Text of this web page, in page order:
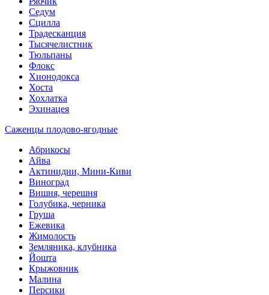
Седум
Сцилла
Традесканция
Тысячелистник
Тюльпаны
Флокс
Хионодокса
Хоста
Хохлатка
Эхинацея
Саженцы плодово-ягодные
Абрикосы
Айва
Актинидии, Мини-Киви
Виноград
Вишня, черешня
Голубика, черника
Груша
Ежевика
Жимолость
Земляника, клубника
Йошта
Крыжовник
Малина
Персики